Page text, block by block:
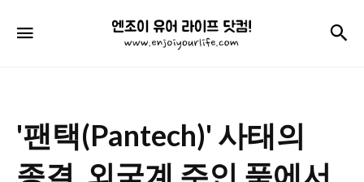
엔
조
어
라
'팬택(Pantech)' 사태의
종결, 외국계 주인 품에서